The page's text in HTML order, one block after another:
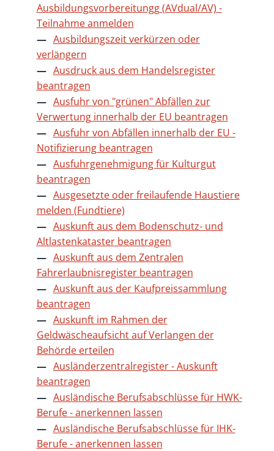
Ausbildungsvorbereitungg (AVdual/AV) -
Teilnahme anmelden
Ausbildungszeit verkürzen oder
verlängern
Ausdruck aus dem Handelsregister
beantragen
Ausfuhr von "grünen" Abfällen zur
Verwertung innerhalb der EU beantragen
Ausfuhr von Abfällen innerhalb der EU -
Notifizierung beantragen
Ausfuhrgenehmigung für Kulturgut
beantragen
Ausgesetzte oder freilaufende Haustiere
melden (Fundtiere)
Auskunft aus dem Bodenschutz- und
Altlastenkataster beantragen
Auskunft aus dem Zentralen
Fahrerlaubnisregister beantragen
Auskunft aus der Kaufpreissammlung
beantragen
Auskunft im Rahmen der
Geldwäscheaufsicht auf Verlangen der
Behörde erteilen
Ausländerzentralregister - Auskunft
beantragen
Ausländische Berufsabschlüsse für HWK-
Berufe - anerkennen lassen
Ausländische Berufsabschlüsse für IHK-
Berufe - anerkennen lassen